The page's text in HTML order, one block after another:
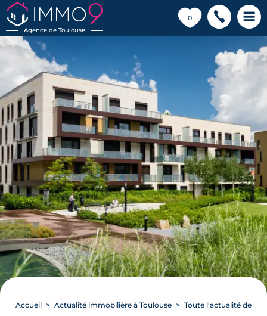
Agence de Toulouse
0
💗
Accueil Actualité immobilière à Toulouse Toute l’actualité de